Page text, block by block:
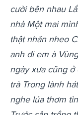
cười bên nhau
nhà Một mai
thật nhăn nheo
anh đi em à
ngày xưa cũng ở
trà Trong lành
nghe lúa thơm